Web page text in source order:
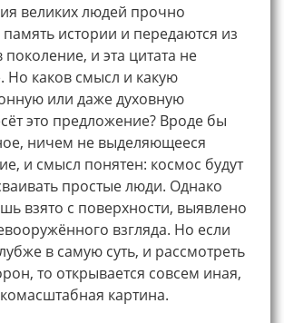
великих людей прочно
память истории и передаются из
и эта цитата не
Но каков смысл и какую
или даже духовную
это предложение? Вроде бы
ничем не выделяющееся
и смысл понятен: космос будут
простые люди. Однако
взято с поверхности, выявлено
взгляда. Но если
в самую суть, и рассмотреть
то открывается совсем иная,
картина.